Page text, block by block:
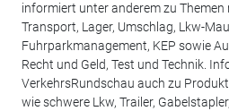
informiert unter anderem zu
Transport, Lager, Umschlag, Lkw-
Fuhrparkmanagement, KEP sowie
Recht und Geld, Test und Technik.
VerkehrsRundschau auch zu
wie schwere Lkw, Trailer,